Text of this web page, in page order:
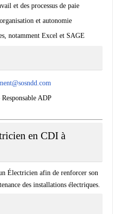
et des processus de paie
et autonomie
notamment Excel et SAGE
ADP
en CDI à
Électricien afin de renforcer son
des installations électriques.